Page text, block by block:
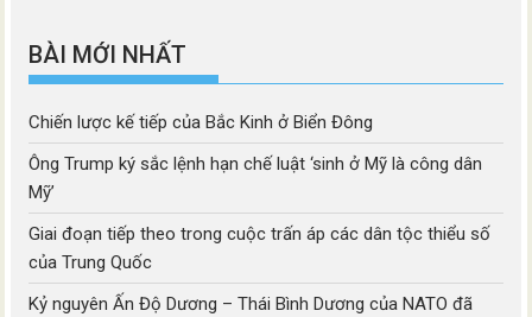
BÀI MỚI NHẤT
Chiến lược kế tiếp của Bắc Kinh ở Biển Đông
Ông Trump ký sắc lệnh hạn chế luật ‘sinh ở Mỹ là công dân
Mỹ’
Giai đoạn tiếp theo trong cuộc trấn áp các dân tộc thiểu số
của Trung Quốc
Kỷ nguyên Ấn Độ Dương – Thái Bình Dương của NATO đã